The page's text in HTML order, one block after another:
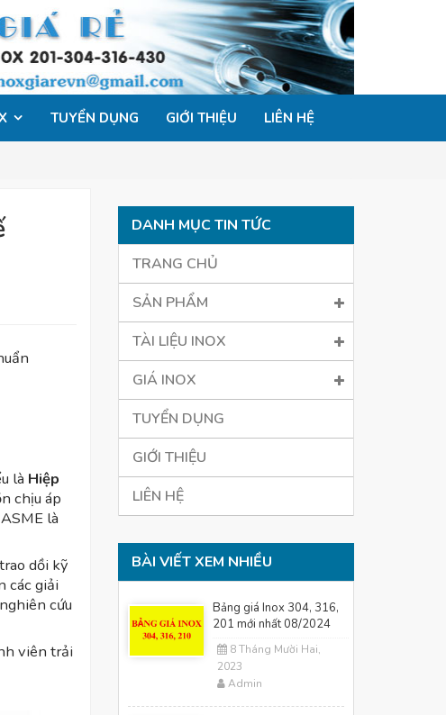
TUYỂN DỤNG GIỚI THIỆU LIÊN HỆ
là Hiệp
chịu áp
là
dồi kỹ
các giải
cứu
viên trải
DANH MỤC TIN TỨC
TRANG CHỦ
SẢN PHẨM
TÀI LIỆU INOX
GIÁ INOX
TUYỂN DỤNG
GIỚI THIỆU
LIÊN HỆ
BÀI VIẾT XEM NHIỀU
Bảng giá Inox 304, 316,
201 mới nhất 08/2024
8 Tháng Mười Hai,
2023
Admin